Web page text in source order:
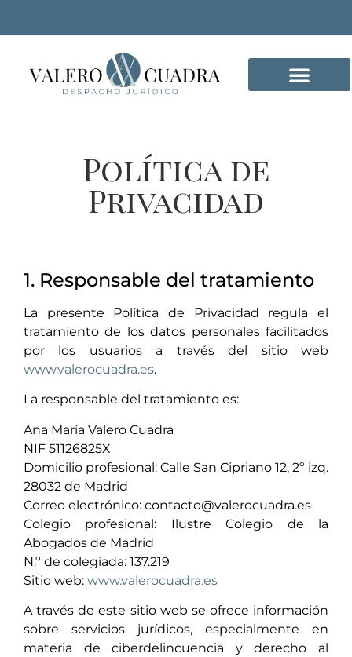
Política de
Privacidad
1. Responsable del tratamiento
La presente Política de Privacidad regula el
tratamiento de los datos personales facilitados
por los usuarios a través del sitio web
www.valerocuadra.es.
La responsable del tratamiento es:
Ana María Valero Cuadra
NIF 51126825X
Domicilio profesional: Calle San Cipriano 12, 2º izq.
28032 de Madrid
Correo electrónico: contacto@valerocuadra.es
Colegio profesional: Ilustre Colegio de la
Abogados de Madrid
N.º de colegiada: 137.219
Sitio web: www.valerocuadra.es
A través de este sitio web se ofrece información
sobre servicios jurídicos, especialmente en
materia de ciberdelincuencia y derecho al